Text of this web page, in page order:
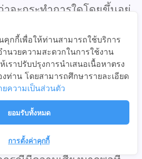
าจะกระทำการใดโดยขึ้นอยู่
ทรอนิกส์หรือให้บริการเกี่ยว
กทรอนิกส์ทราบโดยมิชักช้า
ของลายมือชื่อรู้หรือควรได้รู้
สร้างลายมือชื่อ
สูญหายถูกทำลายถูกแก้ไข
อบหรือถูกล่วงรู้โดยไม่
าของลายมือชื่อรู้จากสภาพ
คุกกี้เพื่อให้ท่านสามารถใช้บริการ
ำนวยความสะดวกในการใช้งาน
เราปรับปรุงการนำเสนอเนื้อหาตรง
ท่าน โดยสามารถศึกษารายละเอียด
ยความเป็นส่วนตัว
ยอมรับทั้งหมด
การตั้งค่าคุกกี้